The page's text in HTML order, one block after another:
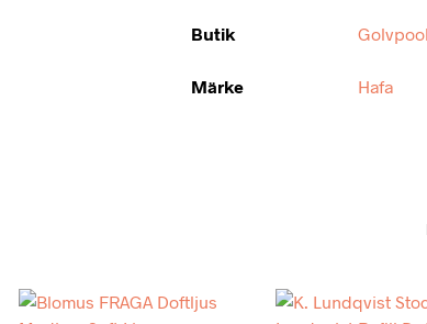
Butik
Märke Hafa